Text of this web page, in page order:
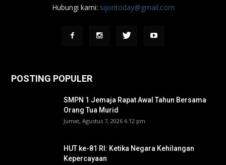
Hubungi kami: sijoritoday@gmail.com
POSTING POPULER
SMPN 1 Jemaja Rapat Awal Tahun Bersama
Orang Tua Murid ‎
Jumat, Agustus 7, 2026 6:12 pm
HUT ke-81 RI: Ketika Negara Kehilangan
Kepercayaan